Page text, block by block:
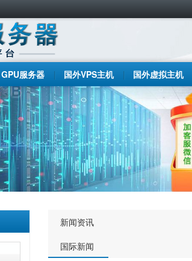
GPU服务器 国外VPS主机 国外虚拟主机
新闻资讯
国际新闻